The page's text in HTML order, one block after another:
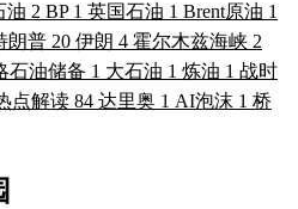
油 2 BP 1 英国石油 1 Brent原油 1
朗普 20 伊朗 4 霍尔木兹海峡 2
石油储备 1 大石油 1 炼油 1 战时
点解读 84 达里奥 1 AI泡沫 1 桥